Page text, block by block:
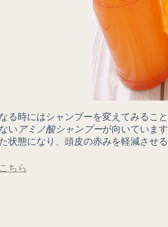
る時にはシャンプーを変えてみるこ
い アミノ酸シャンプーが向いていま
状態になり、頭皮の赤みを軽減させる
ちら